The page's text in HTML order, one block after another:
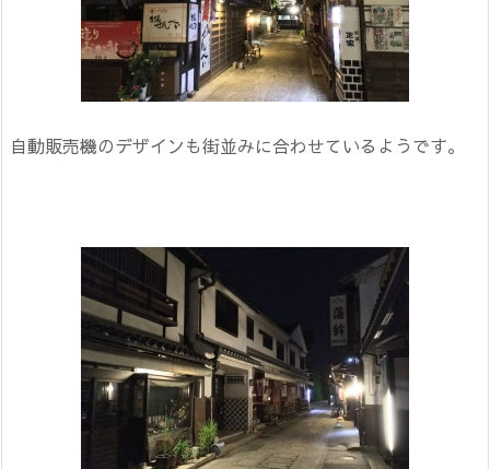
自動販売機のデザインも街並みに合わせているようです。